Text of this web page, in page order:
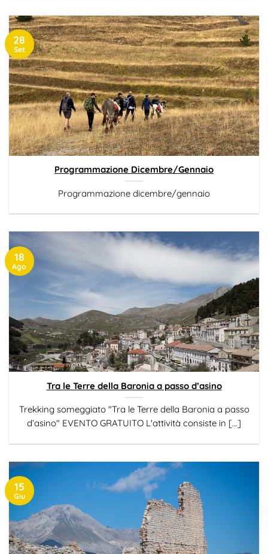
Programmazione Dicembre/Gennaio
Programmazione dicembre/gennaio
28
Set
Tra le Terre della Baronia a passo d’asino
Trekking someggiato "Tra le Terre della Baronia a passo
d’asino" EVENTO GRATUITO L'attività consiste in [...]
18
Ago
15
Giu